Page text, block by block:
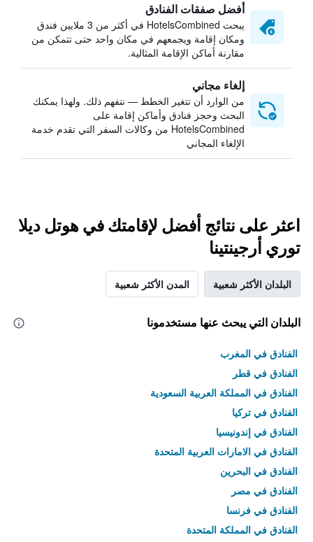
أفضل صفقات الفنادق
يبحث HotelsCombined في أكثر من 3 ملايين فندق
ومكان إقامة ويجمعهم في مكان واحد حتى تتمكن من
مقارنة أماكن الإقامة المثالية.
إلغاء مجاني
من الوارد أن تتغير الخطط — نتفهم ذلك. ولهذا يمكنك
البحث وحجز فنادق وأماكن إقامة على
HotelsCombined من وكالات السفر التي تقدم خدمة
الإلغاء المجاني
اعثر على نتائج أفضل لإقامتك في هوتل ديلا
توري أرجينتينا
البلدان الأكثر شعبية المدن الأكثر شعبية
البلدان التي يبحث عنها مستخدمونا
الفنادق في المغرب
الفنادق في قطر
الفنادق في المملكة العربية السعودية
الفنادق في تركيا
الفنادق في إندونيسيا
الفنادق في الامارات العربية المتحدة
الفنادق في البحرين
الفنادق في مصر
الفنادق في فرنسا
الفنادق في المملكة المتحدة